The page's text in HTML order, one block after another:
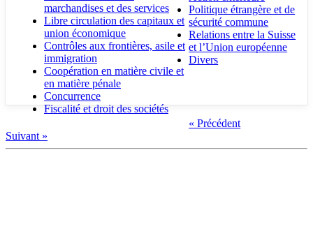
marchandises et des services
Libre circulation des capitaux et
union économique
Contrôles aux frontières, asile et
immigration
Coopération en matière civile et
en matière pénale
Concurrence
Fiscalité et droit des sociétés
Politique étrangère et de
sécurité commune
Relations entre la Suisse
et l’Union européenne
Divers
« Précédent
Suivant »